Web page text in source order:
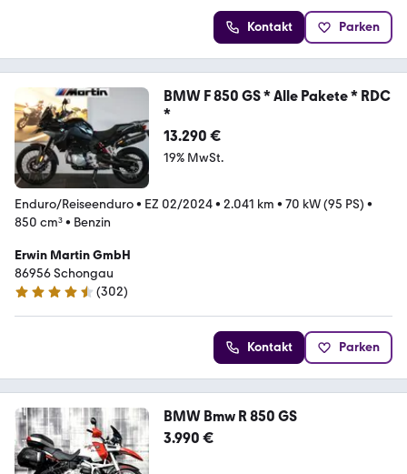
Kontakt Parken
BMW F 850 GS * Alle Pakete * RDC
*
13.290 €
19% MwSt.
Enduro/Reiseenduro• EZ 02/2024• 2.041 km • 70 kW (95 PS) •
850 cm³• Benzin
Erwin Martin GmbH
86956 Schongau
4.7 Sterne
(302)
Kontakt Parken
BMW Bmw R 850 GS
3.990 €